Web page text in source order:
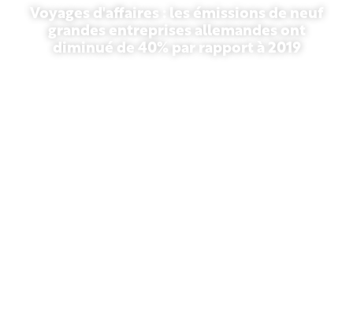
Voyages d'affaires : les émissions de neuf
grandes entreprises allemandes ont
diminué de 40% par rapport à 2019